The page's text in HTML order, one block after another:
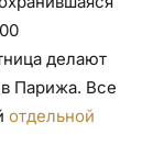
делают
Парижа. Все
отдельной